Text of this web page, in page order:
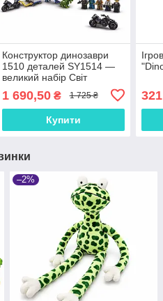
Конструктор динозаври
1510 деталей SY1514 —
великий набір Світ
транспортом, фігурками
та динозаврами
1 690,50₴ 1 725 ₴
Купити
–2%